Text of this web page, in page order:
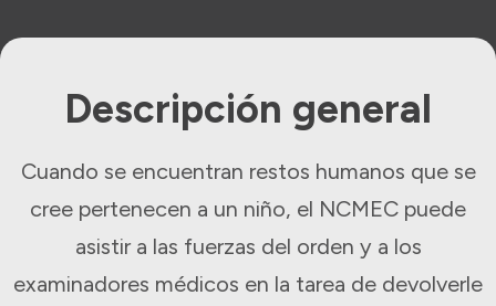
Descripción general
Cuando se encuentran restos humanos que se
cree pertenecen a un niño, el NCMEC puede
asistir a las fuerzas del orden y a los
examinadores médicos en la tarea de devolverle